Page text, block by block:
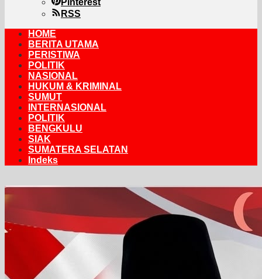
Pinterest
RSS
HOME
BERITA UTAMA
PERISTIWA
POLITIK
NASIONAL
HUKUM & KRIMINAL
SUMUT
INTERNASIONAL
POLITIK
BENGKULU
SIAK
SUMATERA SELATAN
Indeks